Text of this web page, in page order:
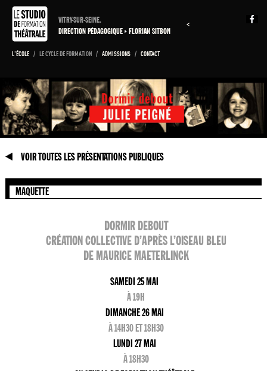
VITRY-SUR-SEINE.
DIRECTION PÉDAGOGIQUE FLORIAN SITBON
<
L'ÉCOLE / LE CYCLE DE FORMATION / ADMISSIONS / CONTACT
VOIR TOUTES LES PRÉSENTATIONS PUBLIQUES
MAQUETTE
DORMIR DEBOUT
CRÉATION COLLECTIVE D’APRÈS L’OISEAU BLEU
DE MAURICE MAETERLINCK
SAMEDI 25 MAI
À 19H
DIMANCHE 26 MAI
À 14H30 ET 18H30
LUNDI 27 MAI
À 18H30